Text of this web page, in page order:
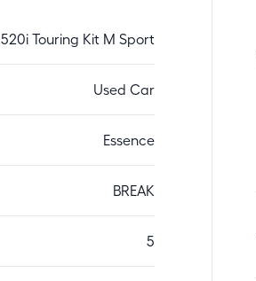
520i Touring Kit M Sport
Used Car
Essence
BREAK
5